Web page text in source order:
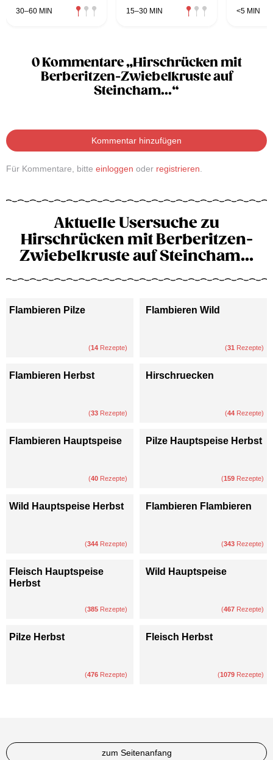
30–60 MIN 15–30 MIN <5 MIN
0 Kommentare „Hirschrücken mit
Berberitzen-Zwiebelkruste auf
Steincham...“
Kommentar hinzufügen
Für Kommentare, bitte einloggen oder registrieren.
Aktuelle Usersuche zu
Hirschrücken mit Berberitzen-
Zwiebelkruste auf Steincham...
Flambieren Pilze
(14 Rezepte)
Flambieren Wild
(31 Rezepte)
Flambieren Herbst
(33 Rezepte)
Hirschruecken
(44 Rezepte)
Flambieren Hauptspeise
(40 Rezepte)
Pilze Hauptspeise Herbst
(159 Rezepte)
Wild Hauptspeise Herbst
(344 Rezepte)
Flambieren Flambieren
(343 Rezepte)
Fleisch Hauptspeise
Herbst
(385 Rezepte)
Wild Hauptspeise
(467 Rezepte)
Pilze Herbst
(476 Rezepte)
Fleisch Herbst
(1079 Rezepte)
zum Seitenanfang